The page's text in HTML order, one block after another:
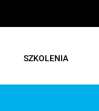
SZKOLENIA